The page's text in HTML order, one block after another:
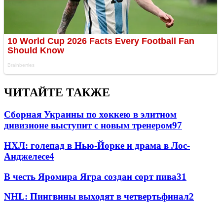
ЧИТАЙТЕ ТАКЖЕ
Сборная Украины по хоккею в элитном
дивизионе выступит с новым тренером97
НХЛ: голепад в Нью-Йорке и драма в Лос-
Анджелесе4
В честь Яромира Ягра создан сорт пива31
NHL: Пингвины выходят в четвертьфинал2